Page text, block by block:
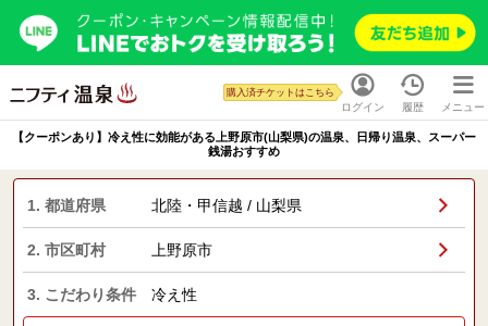
ログイン
購入済チケットはこちら
履歴 メニュー
【クーポンあり】冷え性に効能がある上野原市(山梨県)の温泉、日帰り温泉、スーパー
銭湯おすすめ
1. 都道府県 北陸・甲信越 / 山梨県
2. 市区町村 上野原市
3. こだわり条件 冷え性